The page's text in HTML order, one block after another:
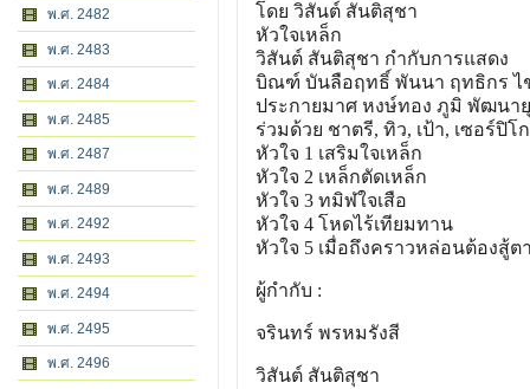
พ.ศ. 2482
พ.ศ. 2483
พ.ศ. 2484
พ.ศ. 2485
พ.ศ. 2487
พ.ศ. 2489
พ.ศ. 2492
พ.ศ. 2493
พ.ศ. 2494
พ.ศ. 2495
พ.ศ. 2496
โดย วิสันต์ สันติสุชา
หัวใจเหล็ก
วิสันต์ สันติสุชา กำกับการแสดง
บิณฑ์ บันลือฤทธิ์ พันนา ฤทธิกร ไ
ประกายมาศ หงษ์ทอง ภูมิ พัฒนา
ร่วมด้วย ชาตรี, ทิว, เป้า, เซอร์ปิโ
หัวใจ 1 เสริมใจเหล็ก
หัวใจ 2 เหล็กตัดเหล็ก
หัวใจ 3 ทมิฬใจเสือ
หัวใจ 4 โหดไร้เทียมทาน
หัวใจ 5 เมื่อถึงคราวหล่อนต้องสู้ต
ผู้กำกับ :
จรินทร์ พรหมรังสี
วิสันต์ สันติสุชา